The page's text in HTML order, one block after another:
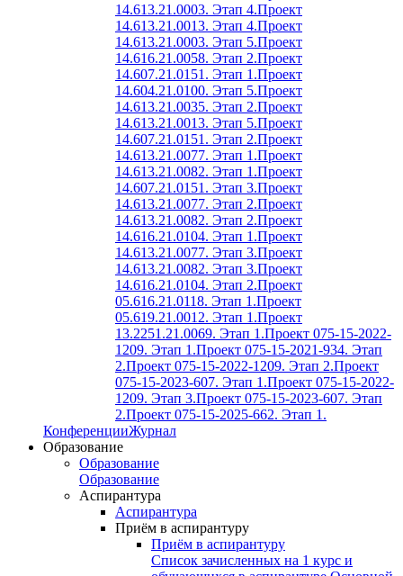
14.613.21.0003. Этап 4.Проект
14.613.21.0013. Этап 4.Проект
14.613.21.0003. Этап 5.Проект
14.616.21.0058. Этап 2.Проект
14.607.21.0151. Этап 1.Проект
14.604.21.0100. Этап 5.Проект
14.613.21.0035. Этап 2.Проект
14.613.21.0013. Этап 5.Проект
14.607.21.0151. Этап 2.Проект
14.613.21.0077. Этап 1.Проект
14.613.21.0082. Этап 1.Проект
14.607.21.0151. Этап 3.Проект
14.613.21.0077. Этап 2.Проект
14.613.21.0082. Этап 2.Проект
14.616.21.0104. Этап 1.Проект
14.613.21.0077. Этап 3.Проект
14.613.21.0082. Этап 3.Проект
14.616.21.0104. Этап 2.Проект
05.616.21.0118. Этап 1.Проект
05.619.21.0012. Этап 1.Проект
13.2251.21.0069. Этап 1.Проект 075-15-2022-
1209. Этап 1.Проект 075-15-2021-934. Этап
2.Проект 075-15-2022-1209. Этап 2.Проект
075-15-2023-607. Этап 1.Проект 075-15-2022-
1209. Этап 3.Проект 075-15-2023-607. Этап
2.Проект 075-15-2025-662. Этап 1.
КонференцииЖурнал
Образование
Образование
Образование
Аспирантура
Аспирантура
Приём в аспирантуру
Приём в аспирантуру
Список зачисленных на 1 курс и